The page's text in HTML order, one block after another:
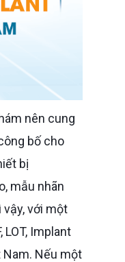
bố cho
bị
mẫu nhãn
vậy, với một
Implant
Nếu một